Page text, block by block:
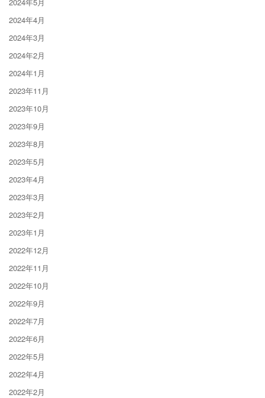
2024年4月
2024年3月
2024年2月
2024年1月
2023年11月
2023年10月
2023年9月
2023年8月
2023年5月
2023年4月
2023年3月
2023年2月
2023年1月
2022年12月
2022年11月
2022年10月
2022年9月
2022年7月
2022年6月
2022年5月
2022年4月
2022年2月